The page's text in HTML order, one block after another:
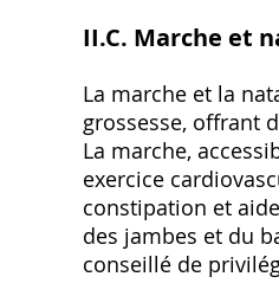
II.C. Marche et
La marche et la
grossesse, offrant
La marche,
exercice
constipation et
des jambes et du
conseillé de